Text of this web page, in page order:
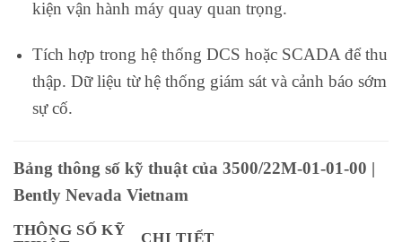
kiện vận hành máy quay quan trọng.
Tích hợp trong hệ thống DCS hoặc SCADA để thu
thập. Dữ liệu từ hệ thống giám sát và cảnh báo sớm
sự cố.
Bảng thông số kỹ thuật của 3500/22M-01-01-00 |
Bently Nevada Vietnam
THÔNG SỐ KỸ
CHI TIẾT